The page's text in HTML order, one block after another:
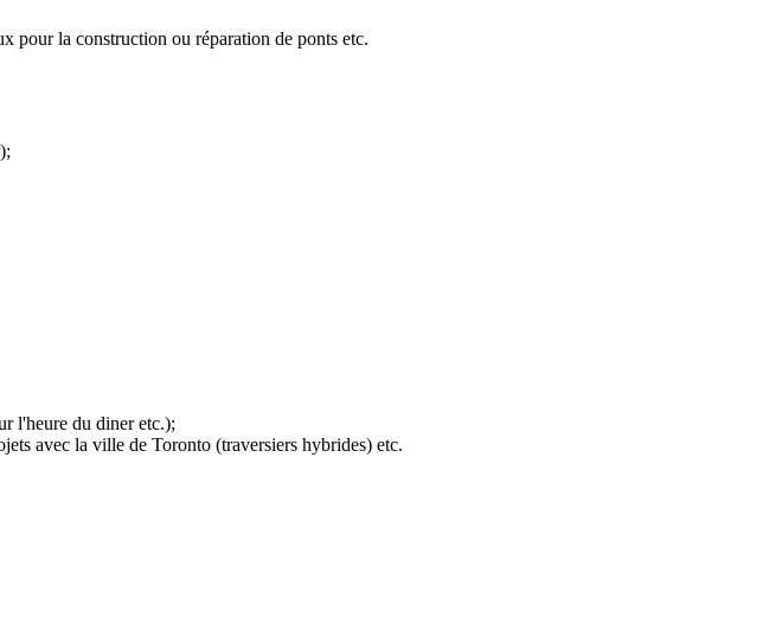
pour la construction ou réparation de ponts etc.
l'heure du diner etc.);
avec la ville de Toronto (traversiers hybrides) etc.